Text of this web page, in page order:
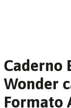
Caderno
Wonder
Formato